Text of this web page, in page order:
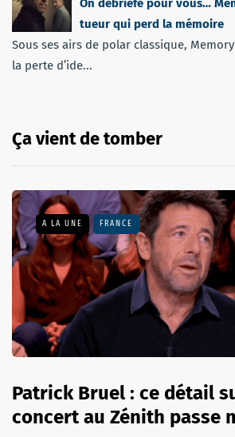
On débriefe pour vous…
tueur qui perd la mémoire
Sous ses airs de polar classique,
la perte d’ide...
Ça vient de tomber
A LA UNE FRANCE
Patrick Bruel : ce détail
concert au Zénith passe